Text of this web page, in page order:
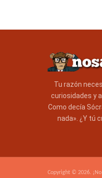
Tu razón
curiosidades y
Como decía
nada». ¿Y tú
Copyright © 2026.